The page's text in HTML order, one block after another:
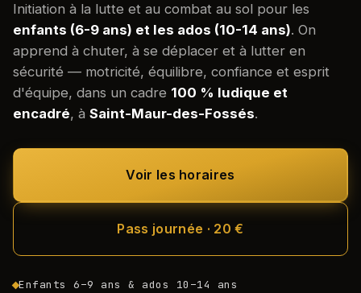
Initiation à la lutte et au combat au sol pour les
enfants (6-9 ans) et les ados (10-14 ans). On
apprend à chuter, à se déplacer et à lutter en
sécurité — motricité, équilibre, confiance et esprit
d'équipe, dans un cadre 100 % ludique et
encadré, à Saint-Maur-des-Fossés.
Voir les horaires
Pass journée · 20 €
Enfants 6–9 ans & ados 10–14 ans